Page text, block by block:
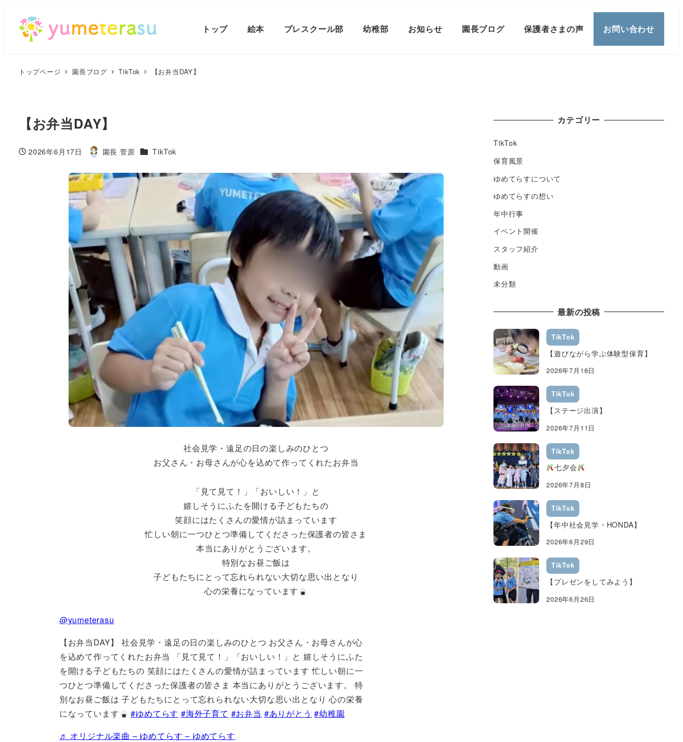
トップ 絵本 プレスクール部 幼稚部 お知らせ 園長ブログ 保護者さまの声 お問い合わせ
トップページ 園長ブログ TikTok 【お弁当DAY】
【お弁当DAY】
投稿日
2026年6月17日
著
園長 菅原 カテゴリー
TikTok
社会見学・遠足の日の楽しみのひとつ
お父さん・お母さんが心を込めて作ってくれたお弁当
「見て見て！」「おいしい！」と
嬉しそうにふたを開ける子どもたちの
笑顔にはたくさんの愛情が詰まっています
忙しい朝に一つひとつ準備してくださった保護者の皆さま
本当にありがとうございます。
特別なお昼ご飯は
子どもたちにとって忘れられない大切な思い出となり
心の栄養になっています
@yumeterasu
【お弁当DAY】 社会見学・遠足の日の楽しみのひとつ お父さん・お母さんが心
を込めて作ってくれたお弁当 「見て見て！」「おいしい！」と 嬉しそうにふた
を開ける子どもたちの 笑顔にはたくさんの愛情が詰まっています 忙しい朝に一
つひとつ準備してくださった保護者の皆さま 本当にありがとうございます。 特
別なお昼ご飯は 子どもたちにとって忘れられない大切な思い出となり 心の栄養
になっています
#ゆめてらす #海外子育て #お弁当 #ありがとう #幼稚園
♬ オリジナル楽曲 – ゆめてらす – ゆめてらす
カテゴリー
TikTok
保育風景
ゆめてらすについて
ゆめてらすの想い
年中行事
イベント開催
スタッフ紹介
動画
未分類
最新の投稿
TikTok
【遊びながら学ぶ体験型保育】
2026年7月16日
TikTok
【ステージ出演】
2026年7月11日
TikTok
七夕会
2026年7月8日
TikTok
【年中社会見学・HONDA】
2026年6月29日
TikTok
【プレゼンをしてみよう】
2026年6月26日